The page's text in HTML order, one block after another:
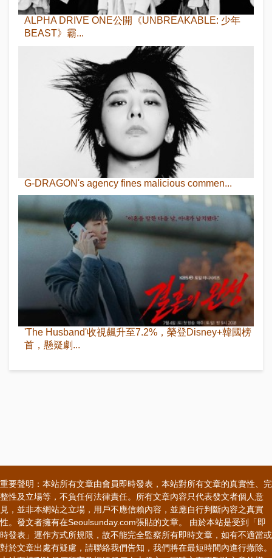
ALPHA DRIVE ONE公開《UNBREAKABLE: 少年
BEAST》霸...
G-DRAGON's agency fines malicious commen...
'The Husband'收視飆升至7.2%，榮登Disney+韓國榜
首，懸疑劇...
重要聲明：本站所有文章由會員即時發表，本站對所有文章的真實性、完
整性及立場等，不負任何法律責任。所有文章內容只代表發文者個人意
見，並非本網站之立場，用戶不應信賴內容，並應自行判斷內容之真實
性。發文者擁有在Seoulsunday.com張貼的文章。 由於本站是受到「即
時發表」運作方式所規限，故不能完全監察所有即時文章，如有不適當或
對於文章出處有疑慮，請聯絡我們告知，我們將在最短時間內進行撤除。